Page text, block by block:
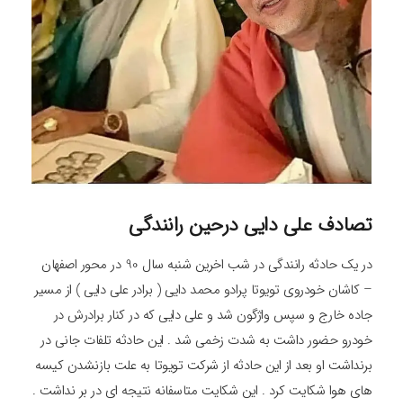
تصادف علی دایی درحین رانندگی
در یک حادثه رانندگی در شب اخرین شنبه سال 90 در محور اصفهان
– کاشان خودروی تویوتا پرادو محمد دایی ( برادر علی دایی ) از مسیر
جاده خارج و سپس واژگون شد و علی دایی که در کنار برادرش در
خودرو حضور داشت به شدت زخمی شد . این حادثه تلفات جانی در
برنداشت او بعد از این حادثه از شرکت تویوتا به علت بازنشدن کیسه
های هوا شکایت کرد . این شکایت متاسفانه نتیجه ای در بر نداشت .